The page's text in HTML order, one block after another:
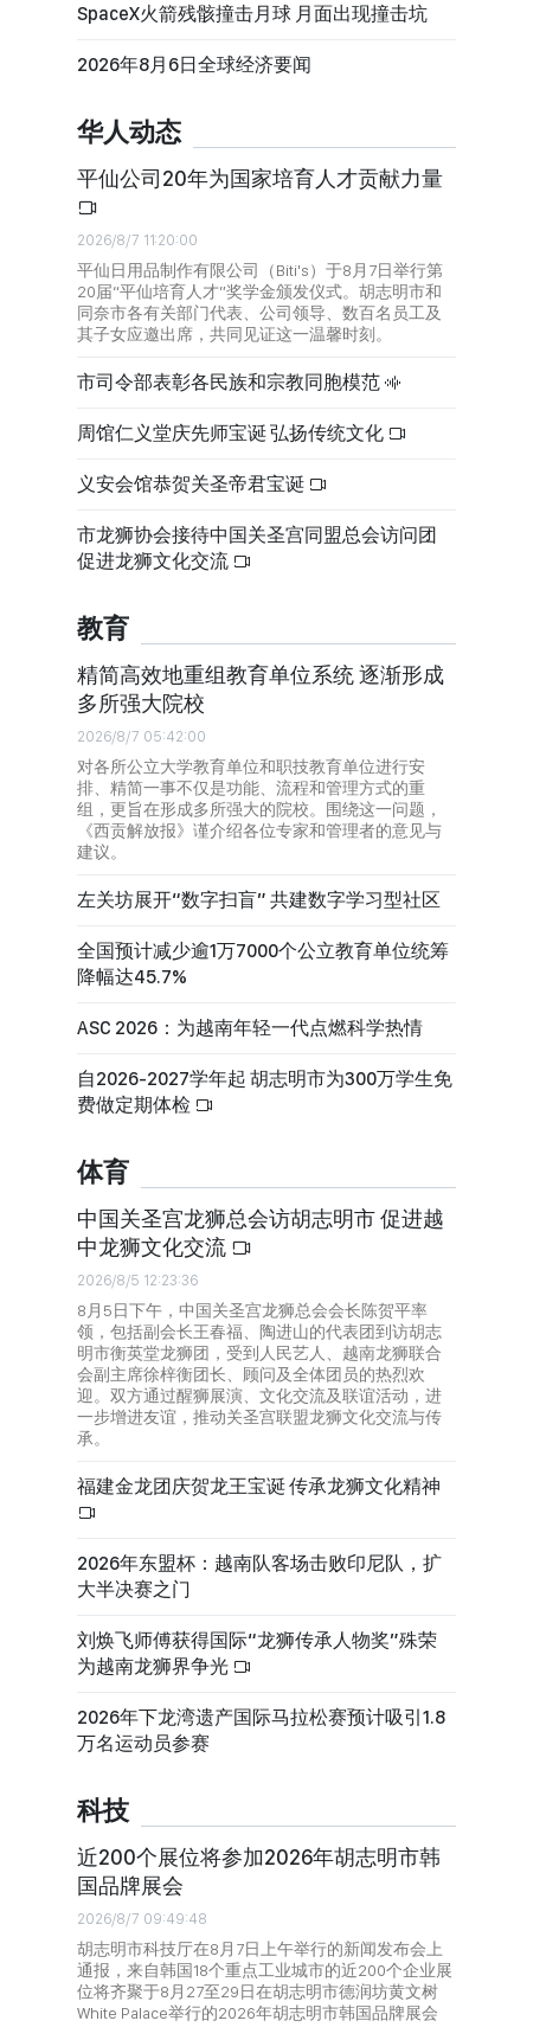
SpaceX火箭残骸撞击月球 月面出现撞击坑
2026年8月6日全球经济要闻
华人动态
平仙公司20年为国家培育人才贡献力量
2026/8/7 11:20:00
平仙日用品制作有限公司（Biti's）于8月7日举行第
20届“平仙培育人才”奖学金颁发仪式。胡志明市和
同奈市各有关部门代表、公司领导、数百名员工及
其子女应邀出席，共同见证这一温馨时刻。
市司令部表彰各民族和宗教同胞模范
周馆仁义堂庆先师宝诞 弘扬传统文化
义安会馆恭贺关圣帝君宝诞
市龙狮协会接待中国关圣宫同盟总会访问团
促进龙狮文化交流
教育
精简高效地重组教育单位系统 逐渐形成
多所强大院校
2026/8/7 05:42:00
对各所公立大学教育单位和职技教育单位进行安
排、精简一事不仅是功能、流程和管理方式的重
组，更旨在形成多所强大的院校。围绕这一问题，
《西贡解放报》谨介绍各位专家和管理者的意见与
建议。
左关坊展开“数字扫盲” 共建数字学习型社区
全国预计减少逾1万7000个公立教育单位统筹
降幅达45.7%
ASC 2026：为越南年轻一代点燃科学热情
自2026-2027学年起 胡志明市为300万学生免
费做定期体检
体育
中国关圣宫龙狮总会访胡志明市 促进越
中龙狮文化交流
2026/8/5 12:23:36
8月5日下午，中国关圣宫龙狮总会会长陈贺平率
领，包括副会长王春福、陶进山的代表团到访胡志
明市衡英堂龙狮团，受到人民艺人、越南龙狮联合
会副主席徐梓衡团长、顾问及全体团员的热烈欢
迎。双方通过醒狮展演、文化交流及联谊活动，进
一步增进友谊，推动关圣宫联盟龙狮文化交流与传
承。
福建金龙团庆贺龙王宝诞 传承龙狮文化精神
2026年东盟杯：越南队客场击败印尼队，扩
大半决赛之门
刘焕飞师傅获得国际“龙狮传承人物奖”殊荣
为越南龙狮界争光
2026年下龙湾遗产国际马拉松赛预计吸引1.8
万名运动员参赛
科技
近200个展位将参加2026年胡志明市韩
国品牌展会
2026/8/7 09:49:48
胡志明市科技厅在8月7日上午举行的新闻发布会上
通报，来自韩国18个重点工业城市的近200个企业展
位将齐聚于8月27至29日在胡志明市德润坊黄文树
White Palace举行的2026年胡志明市韩国品牌展会